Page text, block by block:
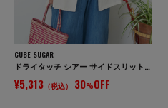
CUBE SUGAR
ドライタッチ シアー サイドスリット テーラード ジャケット
¥5,313 （税込） 30%OFF